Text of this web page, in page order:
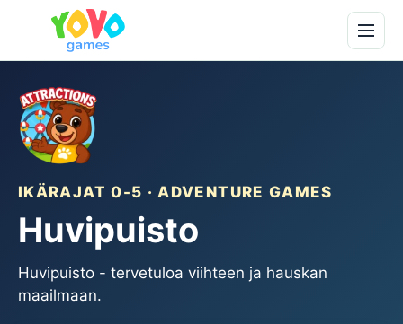
IKÄRAJAT 0-5 · ADVENTURE GAMES
Huvipuisto
Huvipuisto - tervetuloa viihteen ja hauskan
maailmaan.